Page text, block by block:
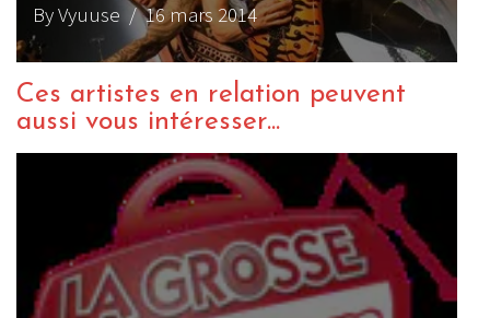
By Vyuuse / 16 mars 2014
Ces artistes en relation peuvent
aussi vous intéresser...